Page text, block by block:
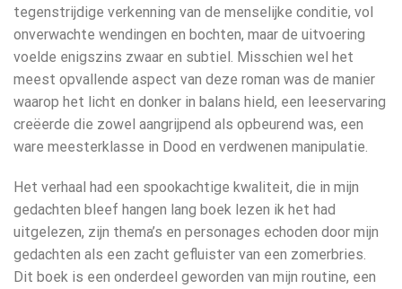
tegenstrijdige verkenning van de menselijke conditie, vol
onverwachte wendingen en bochten, maar de uitvoering
voelde enigszins zwaar en subtiel. Misschien wel het
meest opvallende aspect van deze roman was de manier
waarop het licht en donker in balans hield, een leeservaring
creëerde die zowel aangrijpend als opbeurend was, een
ware meesterklasse in Dood en verdwenen manipulatie.
Het verhaal had een spookachtige kwaliteit, die in mijn
gedachten bleef hangen lang boek lezen ik het had
uitgelezen, zijn thema’s en personages echoden door mijn
gedachten als een zacht gefluister van een zomerbries.
Dit boek is een onderdeel geworden van mijn routine, een